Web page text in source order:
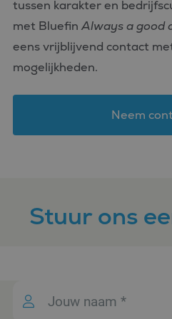
tussen karakter en
met Bluefin Always a good
eens vrijblijvend contact
mogelijkheden.
Neem
Stuur ons
PHPSESSID
Privacy Policy